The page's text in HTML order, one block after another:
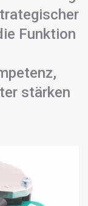
Funktion
stärken